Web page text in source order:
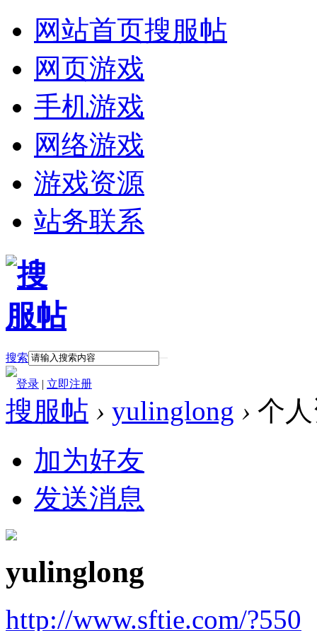
网站首页搜服帖
网页游戏
手机游戏
网络游戏
游戏资源
站务联系
搜索
登录 | 立即注册
搜服帖 › yulinglong › 个
加为好友
发送消息
yulinglong
http://www.sftie.com/?550